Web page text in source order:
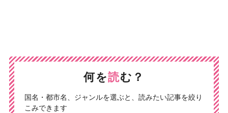
何を読む？
国名・都市名、ジャンルを選ぶと、読みたい記事を絞り
こみできます